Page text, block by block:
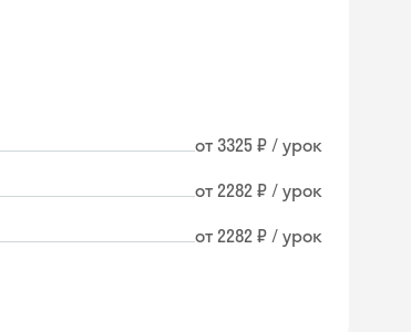
от 3325 ₽ / урок
от 2282 ₽ / урок
от 2282 ₽ / урок